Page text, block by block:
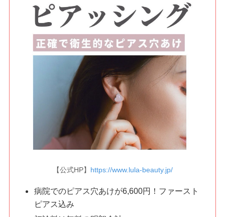
【公式HP】 https://www.lula-beauty.jp/
病院でのピアス穴あけが6,600円！ファースト
ピアス込み